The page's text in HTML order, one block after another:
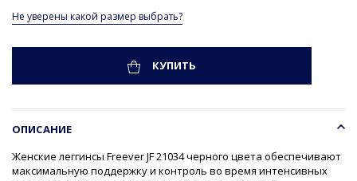
Не уверены какой размер выбрать?
КУПИТЬ
ОПИСАНИЕ
Женские леггинсы Freever JF 21034 черного цвета обеспечивают
максимальную поддержку и контроль во время интенсивных